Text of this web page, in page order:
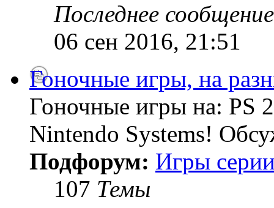
Последнее сообщение
06 сен 2016, 21:51
Гоночные игры, на
Гоночные игры на: PS
Nintendo Systems!
Подфорум: Игры
107 Темы